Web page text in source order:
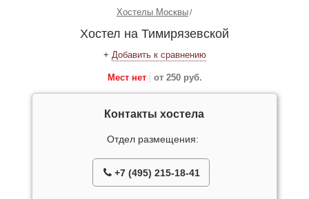
Хостелы Москвы
Хостел на Тимирязевской
+ Добавить к сравнению
Мест нет от 250 руб.
Контакты хостела
Отдел размещения:
+7 (495) 215-18-41